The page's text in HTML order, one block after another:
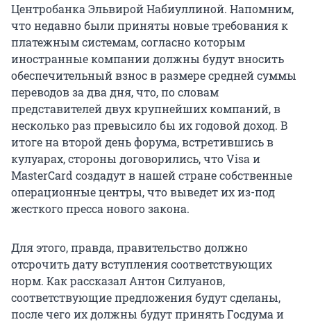
Центробанка Эльвирой Набиуллиной. Напомним,
что недавно были приняты новые требования к
платежным системам, согласно которым
иностранные компании должны будут вносить
обеспечительный взнос в размере средней суммы
переводов за два дня, что, по словам
представителей двух крупнейших компаний, в
несколько раз превысило бы их годовой доход. В
итоге на второй день форума, встретившись в
кулуарах, стороны договорились, что Visa и
MasterCard создадут в нашей стране собственные
операционные центры, что выведет их из-под
жесткого пресса нового закона.
Для этого, правда, правительство должно
отсрочить дату вступления соответствующих
норм. Как рассказал Антон Силуанов,
соответствующие предложения будут сделаны,
после чего их должны будут принять Госдума и